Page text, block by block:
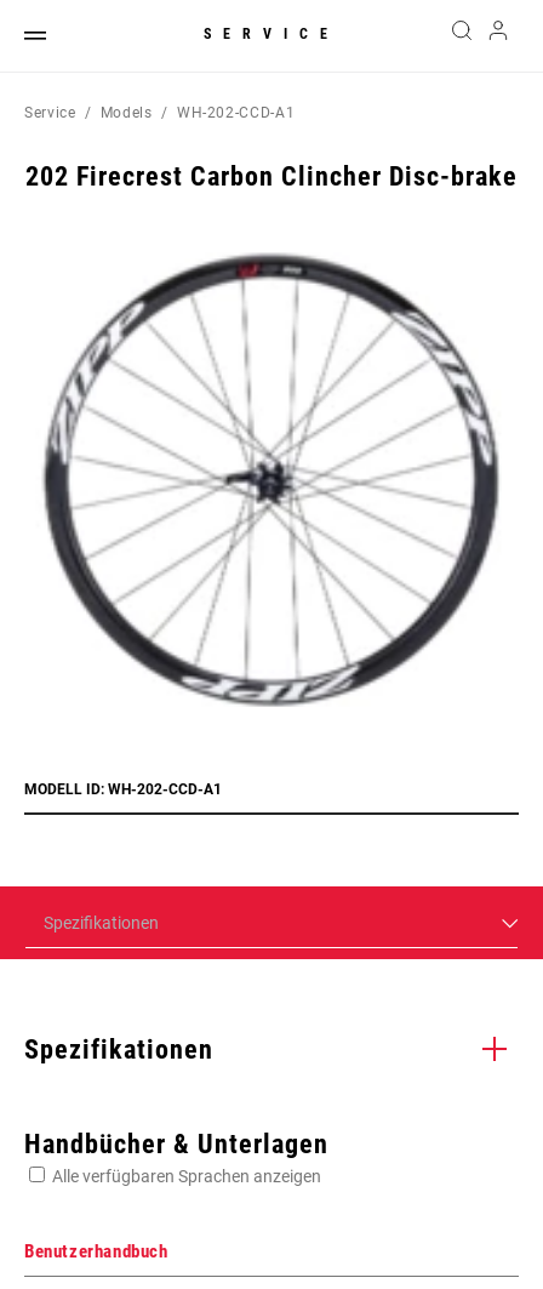
SERVICE
Service Models WH-202-CCD-A1
202 Firecrest Carbon Clincher Disc-brake
MODELL ID: WH-202-CCD-A1
Spezifikationen
Spezifikationen
Handbücher & Unterlagen
Alle verfügbaren Sprachen anzeigen
Benutzerhandbuch